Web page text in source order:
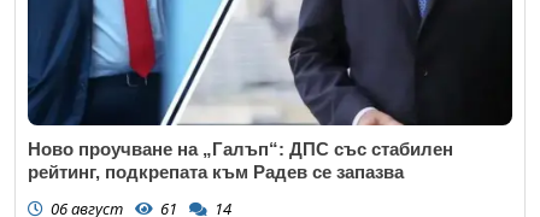
Ново проучване на „Галъп“: ДПС със стабилен
рейтинг, подкрепата към Радев се запазва
06 август 61 14